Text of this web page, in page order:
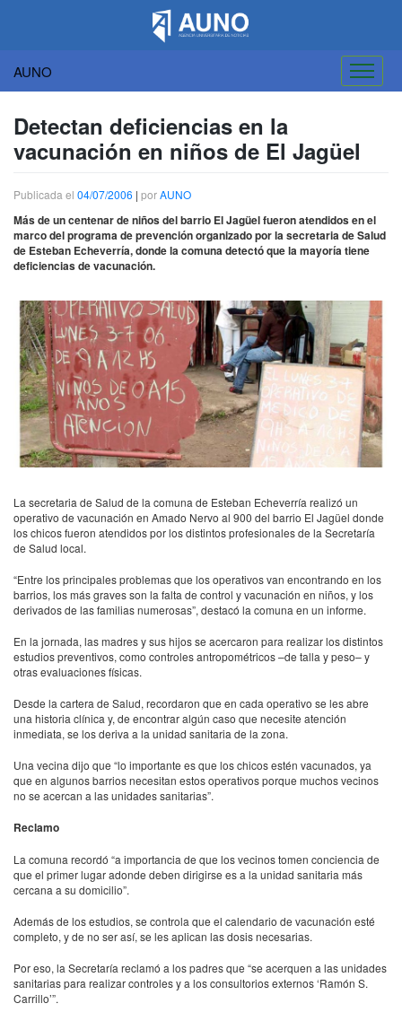
AUNO
contenido
Detectan deficiencias en la
vacunación en niños de El Jagüel
Publicada el 04/07/2006 | porAUNO
Más de un centenar de niños del barrio El Jagüel fueron atendidos en el
marco del programa de prevención organizado por la secretaria de Salud
de Esteban Echeverría, donde la comuna detectó que la mayoría tiene
deficiencias de vacunación.
La secretaria de Salud de la comuna de Esteban Echeverría realizó un
operativo de vacunación en Amado Nervo al 900 del barrio El Jagüel donde
los chicos fueron atendidos por los distintos profesionales de la Secretaría
de Salud local.
“Entre los principales problemas que los operativos van encontrando en los
barrios, los más graves son la falta de control y vacunación en niños, y los
derivados de las familias numerosas”, destacó la comuna en un informe.
En la jornada, las madres y sus hijos se acercaron para realizar los distintos
estudios preventivos, como controles antropométricos –de talla y peso– y
otras evaluaciones físicas.
Desde la cartera de Salud, recordaron que en cada operativo se les abre
una historia clínica y, de encontrar algún caso que necesite atención
inmediata, se los deriva a la unidad sanitaria de la zona.
Una vecina dijo que “lo importante es que los chicos estén vacunados, ya
que en algunos barrios necesitan estos operativos porque muchos vecinos
no se acercan a las unidades sanitarias”.
Reclamo
La comuna recordó “a importancia de que los vecinos tomen conciencia de
que el primer lugar adonde deben dirigirse es a la unidad sanitaria más
cercana a su domicilio”.
Además de los estudios, se controla que el calendario de vacunación esté
completo, y de no ser así, se les aplican las dosis necesarias.
Por eso, la Secretaría reclamó a los padres que “se acerquen a las unidades
sanitarias para realizar controles y a los consultorios externos ‘Ramón S.
Carrillo’”.